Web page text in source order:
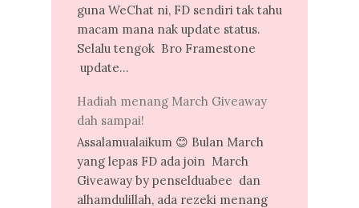
guna WeChat ni, FD sendiri tak tahu
macam mana nak update status.
Selalu tengok Bro Framestone
update...
Hadiah menang March Giveaway
dah sampai!
Assalamualaikum 😊 Bulan March
yang lepas FD ada join March
Giveaway by penselduabee dan
alhamdulillah, ada rezeki menang